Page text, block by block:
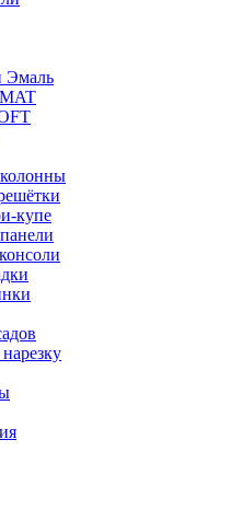
купе